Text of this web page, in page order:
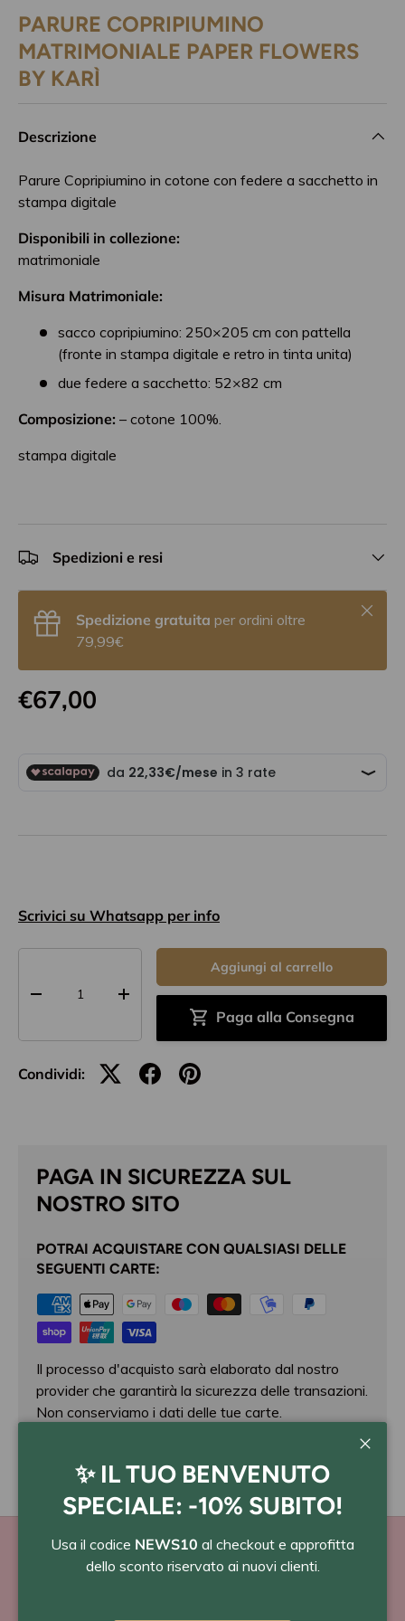
PARURE COPRIPIUMINO
MATRIMONIALE PAPER FLOWERS
BY KARÌ
Descrizione
Parure Copripiumino in cotone con federe a sacchetto in
stampa digitale
Disponibili in collezione:
matrimoniale
Misura Matrimoniale:
sacco copripiumino: 250×205 cm con pattella
(fronte in stampa digitale e retro in tinta unita)
due federe a sacchetto: 52×82 cm
Composizione: – cotone 100%.
stampa digitale
Spedizioni e resi
Spedizione gratuita per ordini oltre
79,99€
Chiudi
€67,00
Scrivici su Whatsapp per info
- +
Aggiungi al carrello
Paga alla Consegna
Condividi:
PAGA IN SICUREZZA SUL
NOSTRO SITO
POTRAI ACQUISTARE CON QUALSIASI DELLE
SEGUENTI CARTE:
Il processo d'acquisto sarà elaborato dal nostro
provider che garantirà la sicurezza delle transazioni.
Non conserviamo i dati delle tue carte.
✨ IL TUO BENVENUTO
SPECIALE: -10% SUBITO!
Usa il codice NEWS10 al checkout e approfitta
dello sconto riservato ai nuovi clienti.